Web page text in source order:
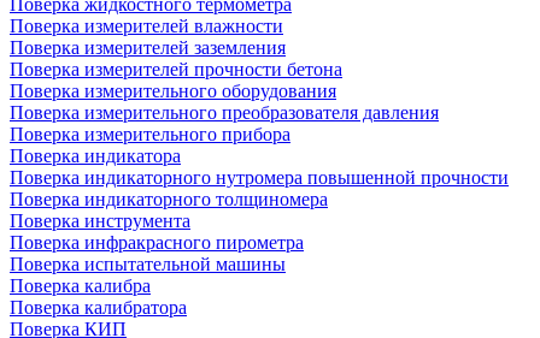
Поверка жидкостного термометра
Поверка измерителей влажности
Поверка измерителей заземления
Поверка измерителей прочности бетона
Поверка измерительного оборудования
Поверка измерительного преобразователя давления
Поверка измерительного прибора
Поверка индикатора
Поверка индикаторного нутромера повышенной прочности
Поверка индикаторного толщиномера
Поверка инструмента
Поверка инфракрасного пирометра
Поверка испытательной машины
Поверка калибра
Поверка калибратора
Поверка КИП